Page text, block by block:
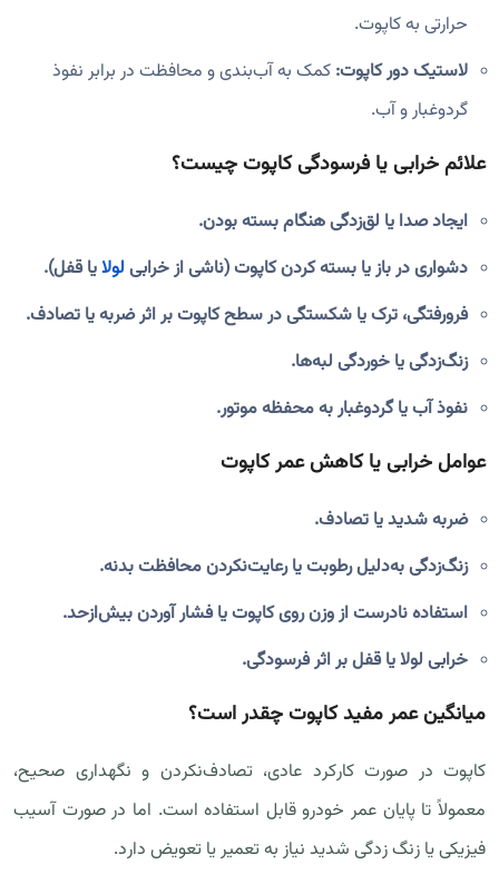
حرارتی به کاپوت.
لاستیک دور کاپوت: کمک به آب‌بندی و محافظت در برابر نفوذ
گردوغبار و آب.
علائم خرابی یا فرسودگی کاپوت چیست؟
ایجاد صدا یا لق‌زدگی هنگام بسته بودن.
دشواری در باز یا بسته کردن کاپوت (ناشی از خرابی لولایا قفل).
فرورفتگی، ترک یا شکستگی در سطح کاپوت بر اثر ضربه یا تصادف.
زنگ‌زدگی یا خوردگی لبه‌ها.
نفوذ آب یا گردوغبار به محفظه موتور.
عوامل خرابی یا کاهش عمر کاپوت
ضربه شدید یا تصادف.
زنگ‌زدگی به‌دلیل رطوبت یا رعایت‌نکردن محافظت بدنه.
استفاده نادرست از وزن روی کاپوت یا فشار آوردن بیش‌ازحد.
خرابی لولا یا قفل بر اثر فرسودگی.
میانگین عمر مفید کاپوت چقدر است؟
کاپوت در صورت کارکرد عادی، تصادف‌نکردن و نگهداری صحیح،
معمولاً تا پایان عمر خودرو قابل استفاده است. اما در صورت آسیب
فیزیکی یا زنگ زدگی شدید نیاز به تعمیر یا تعویض دارد.